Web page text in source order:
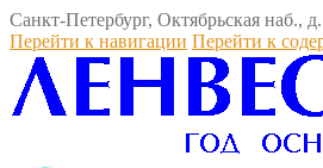
Санкт-Петербург, Октябрьская
Перейти к навигации Перейти к